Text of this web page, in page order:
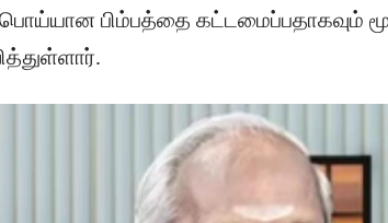
பிம்பத்தை கட்டமைப்பதாகவும்